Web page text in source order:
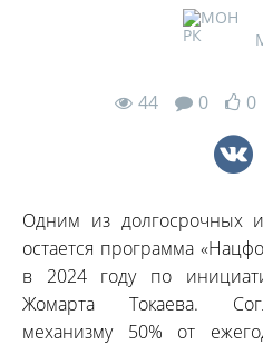
44 0 0
Одним из долгосрочных
остается программа
в 2024 году по
Жомарта Токаева.
механизму 50% от